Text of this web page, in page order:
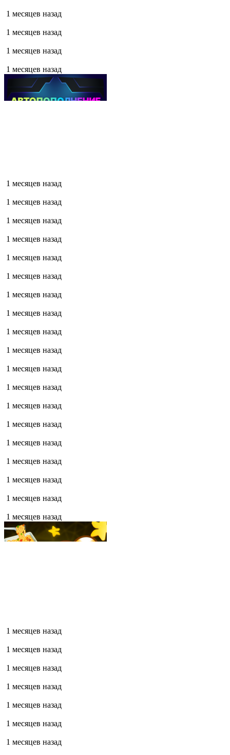
1 месяцев назад
1 месяцев назад
1 месяцев назад
1 месяцев назад
1 месяцев назад
1 месяцев назад
1 месяцев назад
1 месяцев назад
1 месяцев назад
1 месяцев назад
1 месяцев назад
1 месяцев назад
1 месяцев назад
1 месяцев назад
1 месяцев назад
1 месяцев назад
1 месяцев назад
1 месяцев назад
1 месяцев назад
1 месяцев назад
1 месяцев назад
1 месяцев назад
1 месяцев назад
1 месяцев назад
1 месяцев назад
1 месяцев назад
1 месяцев назад
1 месяцев назад
1 месяцев назад
1 месяцев назад